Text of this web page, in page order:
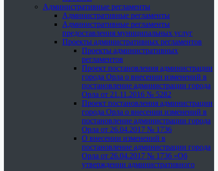
Административные регламенты
Административные регламенты
Административные регламенты
предоставления муниципальных услуг
Проекты административных регламентов
Проекты административных
регламентов
Проект постановления администрации
города Орла о внесении изменений в
постановление администрации города
Орла от 21.11.2016 № 5282
Проект постановления администрации
города Орла о внесении изменений в
постановление администрации города
Орла от 26.04.2017 № 1736
О внесении изменений в
постановление администрации города
Орла от 26.04.2017 № 1736 «Об
утверждении административного